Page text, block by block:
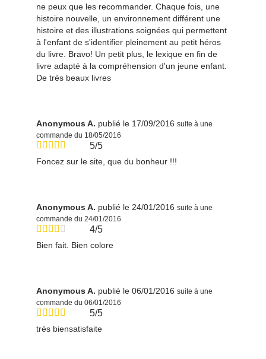
ne peux que les recommander. Chaque fois, une
histoire nouvelle, un environnement différent une
histoire et des illustrations soignées qui permettent
à l'enfant de s'identifier pleinement au petit héros
du livre. Bravo! Un petit plus, le lexique en fin de
livre adapté à la compréhension d'un jeune enfant.
De très beaux livres
Anonymous A. publié le 17/09/2016 suite à une
commande du 18/05/2016
5/5
Foncez sur le site, que du bonheur !!!
Anonymous A. publié le 24/01/2016 suite à une
commande du 24/01/2016
4/5
Bien fait. Bien colore
Anonymous A. publié le 06/01/2016 suite à une
commande du 06/01/2016
5/5
très biensatisfaite